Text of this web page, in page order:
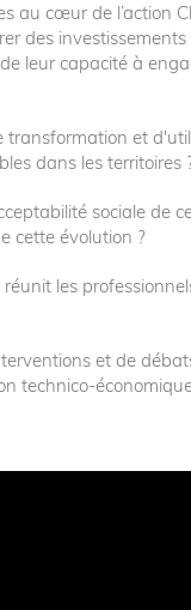
au cœur de l’action
des
leur capacité à
et
dans les territoires
sociale de
cette évolution ?
les
et de
technico-